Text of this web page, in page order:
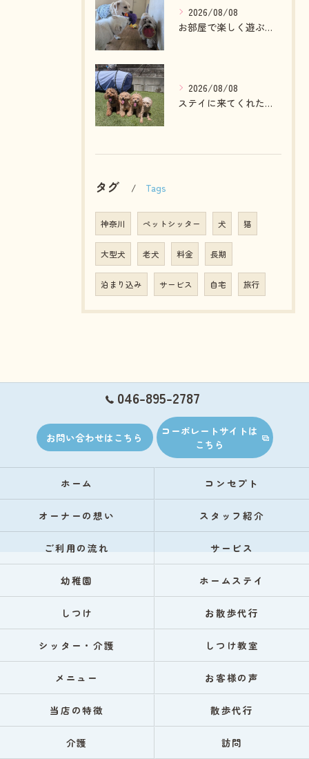
2026/08/08
お部屋で楽しく遊ぶわんこさん💓
2026/08/08
ステイに来てくれたプードルファミリー💓
タグ Tags
神奈川 ペットシッター 犬 猫
大型犬 老犬 料金 長期
泊まり込み サービス 自宅 旅行
046-895-2787
お問い合わせはこちら
コーポレートサイトは
こちら
ホーム コンセプト
オーナーの想い スタッフ紹介
ご利用の流れ サービス
幼稚園 ホームステイ
しつけ お散歩代行
シッター・介護 しつけ教室
メニュー お客様の声
当店の特徴 散歩代行
介護 訪問